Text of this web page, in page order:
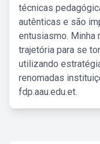
técnicas
autênticas e são
entusiasmo. Minha
trajetória para se
utilizando
renomadas
fdp.aau.edu.et.